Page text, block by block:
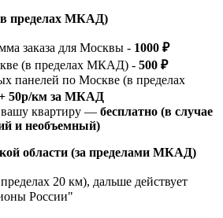
пределах МКАД)
заказа для Москвы - 1000 ₽
(в пределах МКАД) - 500 ₽
панелей по Москве (в пределах
50р/км за МКАД
квартиру — бесплатно (в случае
и необъемный)
области (за пределами МКАД)
20 км), дальше действует
России"